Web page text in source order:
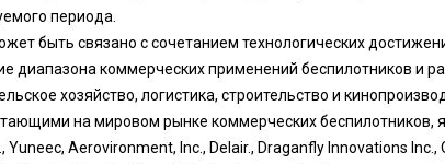
периода.
быть связано с сочетанием технологических
диапазона коммерческих применений беспилотников и
хозяйство, логистика, строительство и
на мировом рынке коммерческих беспилотников,
Yuneec, Aerovironment, Inc., Delair., Draganfly Innovations